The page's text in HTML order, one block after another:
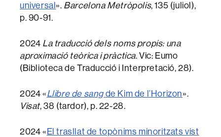
universal». Barcelona Metròpolis, 135 (juliol),
p. 90-91.
2024 La traducció dels noms propis: una
aproximació teòrica i pràctica. Vic: Eumo
(Biblioteca de Traducció i Interpretació, 28).
2024 «Llibre de sang de Kim de l’Horizon».
Visat, 38 (tardor), p. 22-28.
2024 « El trasllat de topònims minoritzats vist